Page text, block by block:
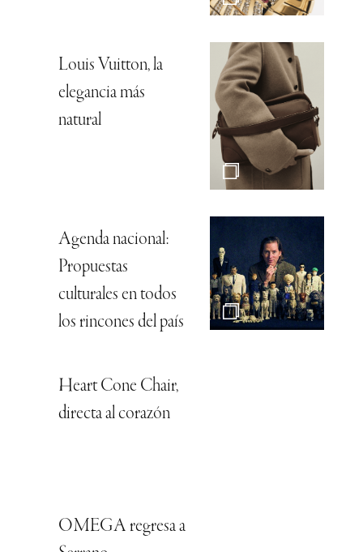
Louis Vuitton, la
elegancia más
natural
Agenda nacional:
Propuestas
culturales en todos
los rincones del país
Heart Cone Chair,
directa al corazón
OMEGA regresa a